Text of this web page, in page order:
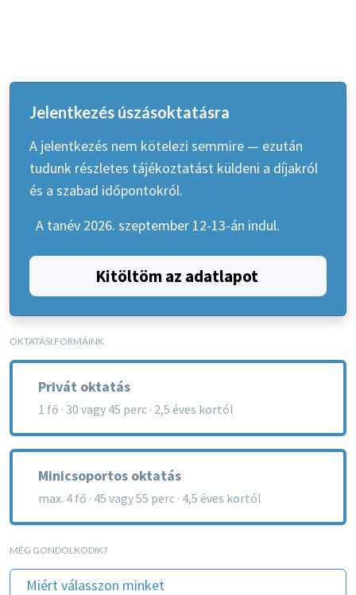
Jelentkezés úszásoktatásra
A jelentkezés nem kötelezi semmire — ezután
tudunk részletes tájékoztatást küldeni a díjakról
és a szabad időpontokról.
A tanév 2026. szeptember 12-13-án indul.
Kitöltöm az adatlapot
OKTATÁSI FORMÁINK
Privát oktatás
1 fő · 30 vagy 45 perc · 2,5 éves kortól
Minicsoportos oktatás
max. 4 fő · 45 vagy 55 perc · 4,5 éves kortól
MÉG GONDOLKODIK?
Miért válasszon minket